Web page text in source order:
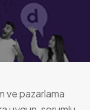
ve pazarlama